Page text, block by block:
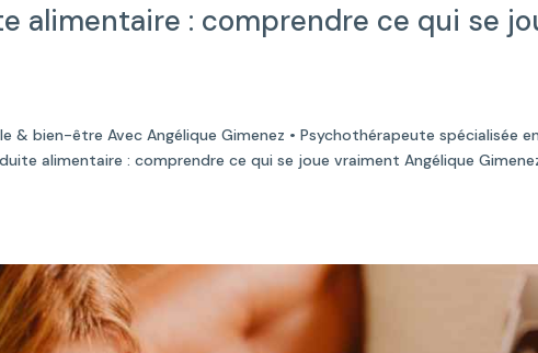
alimentaire : comprendre ce qui se
& bien-être Avec Angélique Gimenez • Psychothérapeute spécialisée
alimentaire : comprendre ce qui se joue vraiment Angélique